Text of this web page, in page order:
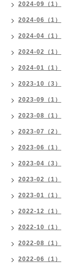
2024-09（1）
2024-06（1）
2024-04（1）
2024-02（1）
2024-01（1）
2023-10（3）
2023-09（1）
2023-08（1）
2023-07（2）
2023-06（1）
2023-04（3）
2023-02（1）
2023-01（1）
2022-12（1）
2022-10（1）
2022-08（1）
2022-06（1）